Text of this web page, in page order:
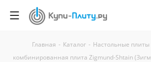
Главная - Каталог - Настольные плиты
комбинированная плита Zigmund-Shtain